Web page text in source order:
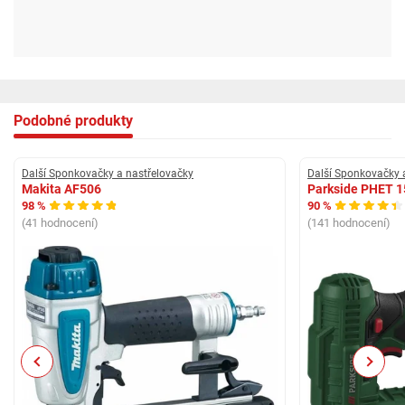
Podobné produkty
Další Sponkovačky a nastřelovačky
Makita AF506
98 %
(41 hodnocení)
Další Sponkovačky
Parkside PHET
90 %
(141 hodnocení)
Previous Next